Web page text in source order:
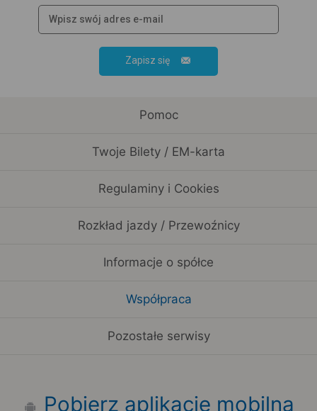
Zapisz się
Pomoc
Twoje Bilety / EM-karta
Regulaminy i Cookies
Rozkład jazdy / Przewoźnicy
Informacje o spółce
Współpraca
Pozostałe serwisy
Pobierz aplikację mobilną